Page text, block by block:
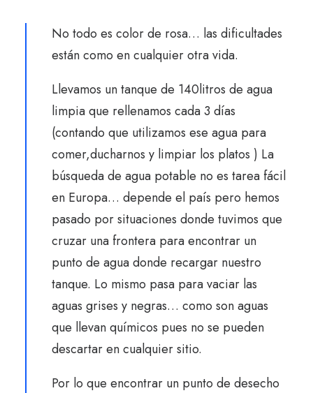
No todo es color de rosa… las dificultades
están como en cualquier otra vida.
Llevamos un tanque de 140litros de agua
limpia que rellenamos cada 3 días
(contando que utilizamos ese agua para
comer,ducharnos y limpiar los platos ) La
búsqueda de agua potable no es tarea fácil
en Europa… depende el país pero hemos
pasado por situaciones donde tuvimos que
cruzar una frontera para encontrar un
punto de agua donde recargar nuestro
tanque. Lo mismo pasa para vaciar las
aguas grises y negras… como son aguas
que llevan químicos pues no se pueden
descartar en cualquier sitio.
Por lo que encontrar un punto de desecho